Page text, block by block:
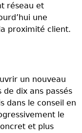
réseau et
une
proximité client.
un nouveau
dix ans passés
dans le conseil en
le
et plus